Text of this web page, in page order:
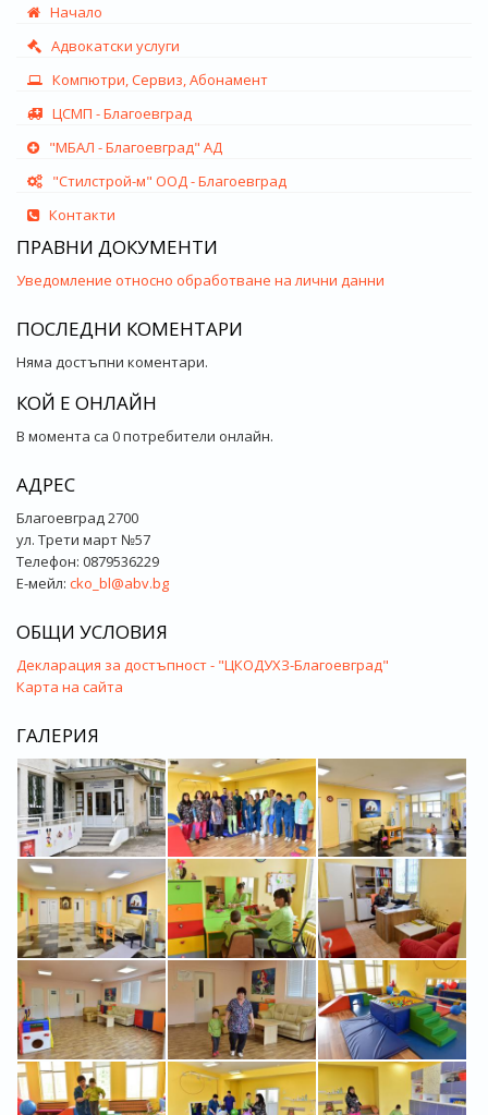
Начало
Адвокатски услуги
Компютри, Сервиз, Абонамент
ЦСМП - Благоевград
"МБАЛ - Благоевград" АД
"Стилстрой-м" ООД - Благоевград
Контакти
ПРАВНИ ДОКУМЕНТИ
Уведомление относно обработване на лични данни
ПОСЛЕДНИ КОМЕНТАРИ
Няма достъпни коментари.
КОЙ Е ОНЛАЙН
В момента са 0 потребители онлайн.
АДРЕС
Благоевград 2700
ул. Трети март №57
Телефон: 0879536229
Е-мейл: cko_bl@abv.bg
ОБЩИ УСЛОВИЯ
Декларация за достъпност - "ЦКОДУХЗ-Благоевград"
Карта на сайта
ГАЛЕРИЯ